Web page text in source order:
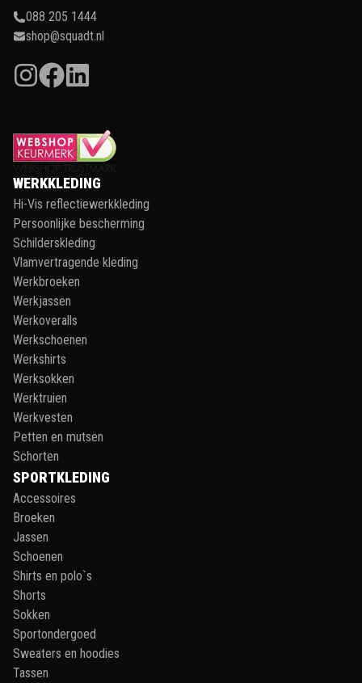
088 205 1444
shop@squadt.nl
WERKKLEDING
Hi-Vis reflectiewerkkleding
Persoonlijke bescherming
Schilderskleding
Vlamvertragende kleding
Werkbroeken
Werkjassen
Werkoveralls
Werkschoenen
Werkshirts
Werksokken
Werktruien
Werkvesten
Petten en mutsen
Schorten
SPORTKLEDING
Accessoires
Broeken
Jassen
Schoenen
Shirts en polo`s
Shorts
Sokken
Sportondergoed
Sweaters en hoodies
Tassen